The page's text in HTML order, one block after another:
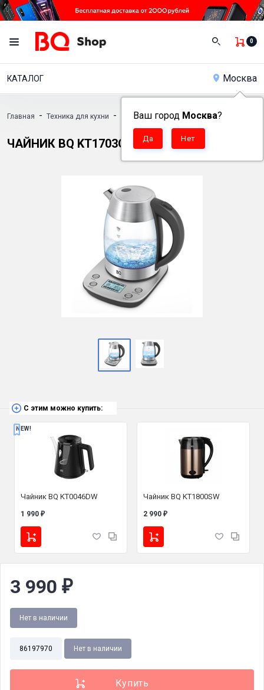
0
КАТАЛОГ Москва
Ваш город Москва?
Главная - Техника для кухни - Электрочайники - Чайник BQ KT1703G
ЧАЙНИК BQ KT1703G
С этим можно купить:
NEW!
Чайник BQ KT0046DW
1 990 ₽
Чайник BQ KT1800SW
2 990 ₽
3 990 ₽
Нет в наличии
86197970 Нет в наличии